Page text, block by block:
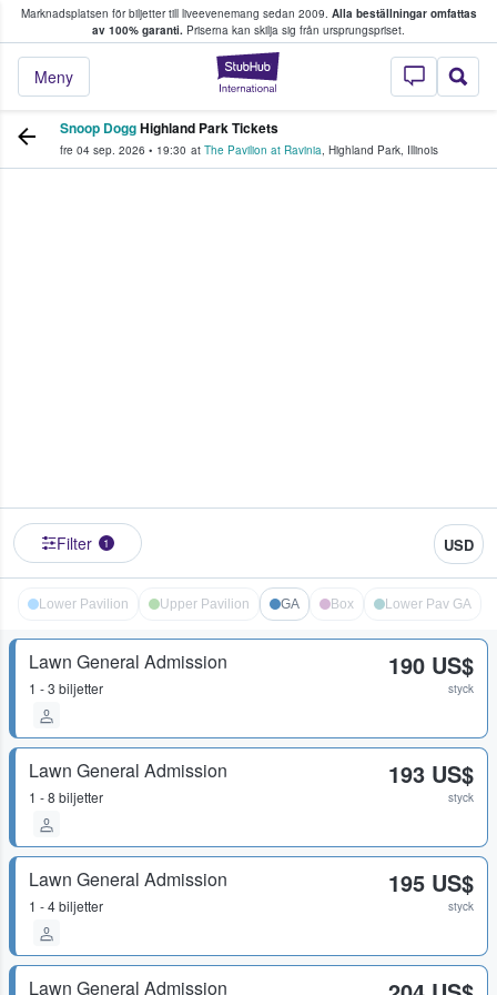
Marknadsplatsen för biljetter till liveevenemang sedan 2009. Alla beställningar omfattas
av 100% garanti. Priserna kan skilja sig från ursprungspriset.
StubHub – där
Meny
köper och säljer biljetter.
Snoop DoggHighland Park Tickets
fre 04 sep. 2026 • 19:30 at The Pavilion at Ravinia, Highland Park, Illinois
Filter 1 USD
Lower Pavilion Upper Pavilion GA Box Lower Pav GA
Lawn General Admission
1 - 3 biljetter
190 US$
styck
Lawn General Admission
1 - 8 biljetter
193 US$
styck
Lawn General Admission
1 - 4 biljetter
195 US$
styck
Lawn General Admission